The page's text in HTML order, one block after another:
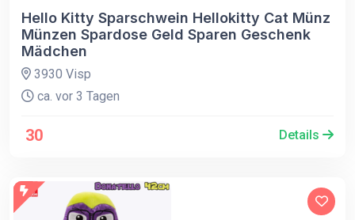
Hello Kitty Sparschwein Hellokitty Cat Münz
Münzen Spardose Geld Sparen Geschenk
Mädchen
3930 Visp
ca. vor 3 Tagen
30 Details